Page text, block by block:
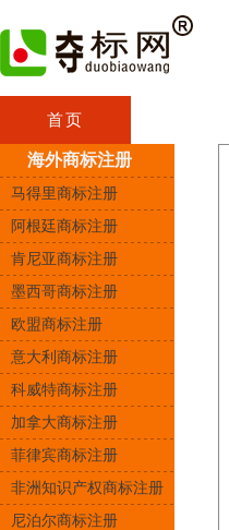
首页
海外商标注册
马得里商标注册
阿根廷商标注册
肯尼亚商标注册
墨西哥商标注册
欧盟商标注册
意大利商标注册
科威特商标注册
加拿大商标注册
菲律宾商标注册
非洲知识产权商标注册
尼泊尔商标注册